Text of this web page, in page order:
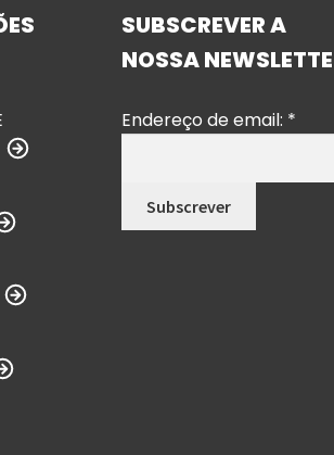
SUBSCREVER A
NOSSA
Endereço de email: *